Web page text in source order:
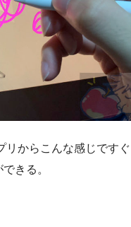
リからこんな感じですぐ
きる。